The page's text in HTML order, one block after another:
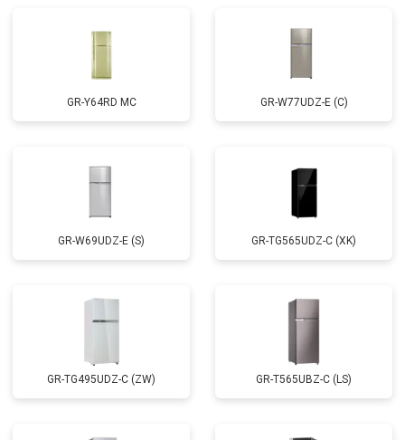
GR-Y64RD MC GR-W77UDZ-E (C)
GR-W69UDZ-E (S) GR-TG565UDZ-C (XK)
GR-TG495UDZ-C (ZW) GR-T565UBZ-C (LS)